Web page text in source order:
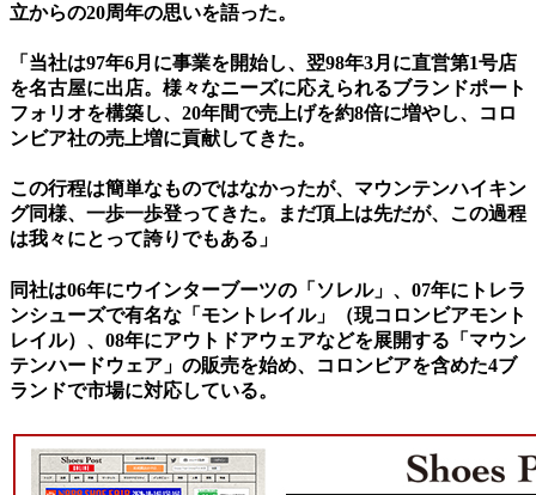
立からの20周年の思いを語った。
「当社は97年6月に事業を開始し、翌98年3月に直営第1号店
を名古屋に出店。様々なニーズに応えられるブランドポート
フォリオを構築し、20年間で売上げを約8倍に増やし、コロ
ンビア社の売上増に貢献してきた。
この行程は簡単なものではなかったが、マウンテンハイキン
グ同様、一歩一歩登ってきた。まだ頂上は先だが、この過程
は我々にとって誇りでもある」
同社は06年にウインターブーツの「ソレル」、07年にトレラ
ンシューズで有名な「モントレイル」（現コロンビアモント
レイル）、08年にアウトドアウェアなどを展開する「マウン
テンハードウェア」の販売を始め、コロンビアを含めた4ブ
ランドで市場に対応している。